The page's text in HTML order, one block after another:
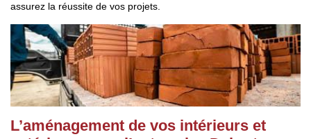
assurez la réussite de vos projets.
L’aménagement de vos intérieurs et